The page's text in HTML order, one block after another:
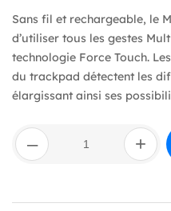
Sans fil et rechargeable, le
d’utiliser tous les gestes
technologie Force Touch.
du trackpad détectent les
élargissant ainsi ses
–
quantité
de
Magic
Surface
+